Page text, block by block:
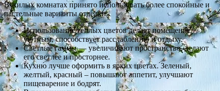
В жилых комнатах принято использовать более спокойные и
пастельные варианты отделки.
Использование теплых цветов делает помещение
уютным, способствует расслаблению и отдыху.
Светлые гаммы — увеличивают пространство, делают
его светлее и просторнее.
Кухню лучше оформить в ярких цветах. Зеленый,
желтый, красный – повышают аппетит, улучшают
пищеварение и бодрят.